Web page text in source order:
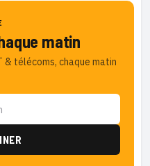
matin
télécoms, chaque matin